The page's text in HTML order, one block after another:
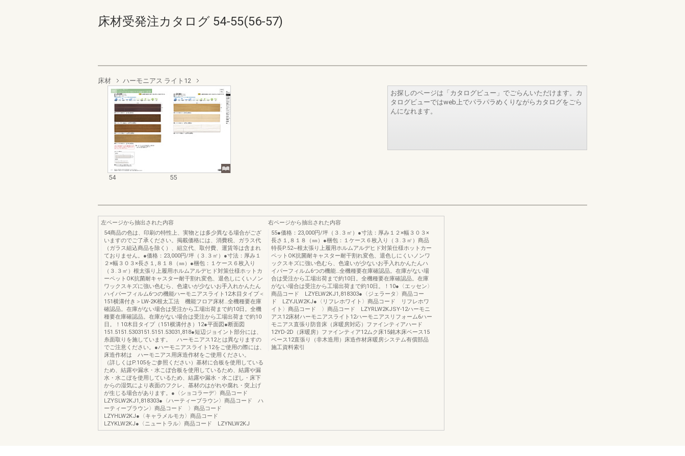
床材受発注カタログ 54-55(56-57)
床材 ハーモニアス ライト12
54 55
お探しのページは「カタログビュー」でごらんいただけます。カ
タログビューではweb上でパラパラめくりながらカタログをごら
んになれます。
左ページから抽出された内容
54商品の色は、印刷の特性上、実物とは多少異なる場合がござ
いますのでご了承ください。掲載価格には、消費税、ガラス代
（ガラス組込商品を除く）、組立代、取付費、運賃等は含まれ
ておりません。●価格：23,000円/坪（３.３㎡）●寸法：厚み１
２×幅３０３×長さ１,８１８（㎜）●梱包：１ケース６枚入り
（３.３㎡）根太張り上履用ホルムアルデヒド対策仕様ホットカ
ーペットOK抗菌耐キャスター耐干割れ変色、退色しにくいノン
ワックスキズに強い色むら、色違いが少ないお手入れかんたん
ハイパーフィルム6つの機能ハーモニアスライト12木目タイプ＜
151横溝付き＞LW-2K根太工法 機能フロア床材…全機種要在庫
確認品。在庫がない場合は受注から工場出荷まで約10日。全機
種要在庫確認品。在庫がない場合は受注から工場出荷まで約10
日。！10木目タイプ（151横溝付き）12●平面図●断面図
151.5151.5303151.5151.53031,818●短辺ジョイント部分には、
糸面取りを施しています。 ハーモニアス12とは異なりますの
でご注意ください。●ハーモニアスライト12をご使用の際には、
床造作材は ハーモニアス用床造作材をご使用ください。
（詳しくはP.105をご参照ください）基材に合板を使用している
ため、結露や漏水・水こぼ合板を使用しているため、結露や漏
水・水こぼを使用しているため、結露や漏水・水こぼし・床下
からの湿気により表面のフクレ、基材のはがれや腐れ・突上げ
が生じる場合があります。●〈ショコラーデ〉商品コード
LZYSLW2KJ1,818303●〈ハーティーブラウン〉商品コード ハ
ーティーブラウン〉商品コード 〉商品コード
LZYHLW2KJ●〈キャラメルモカ〉商品コード
LZYKLW2KJ●〈ニュートラル〉商品コード LZYNLW2KJ
右ページから抽出された内容
55●価格：23,000円/坪（３.３㎡）●寸法：厚み１２×幅３０３×
長さ１,８１８（㎜）●梱包：１ケース６枚入り（３.３㎡）商品
特長P.52~根太張り上履用ホルムアルデヒド対策仕様ホットカー
ペットOK抗菌耐キャスター耐干割れ変色、退色しにくいノンワ
ックスキズに強い色むら、色違いが少ないお手入れかんたんハ
イパーフィルム6つの機能…全機種要在庫確認品。在庫がない場
合は受注から工場出荷まで約10日。全機種要在庫確認品。在庫
がない場合は受注から工場出荷まで約10日。！10●〈エッセン〉
商品コード LZYELW2KJ1,818303●〈ジェラータ〉商品コー
ド LZYJLW2KJ●〈リフレホワイト〉商品コード リフレホワ
イト〉商品コード 〉商品コード LZYRLW2KJSY-12ハーモニ
アス12床材ハーモニアスライト12ハーモニアスリフォーム6ハー
モニアス直張り防音床（床暖房対応）ファインティアハード
12YD-2D（床暖房）ファインティア12ムク床15銘木床ベース15
ベース12直張り（非木造用）床造作材床暖房システム有償部品
施工資料索引